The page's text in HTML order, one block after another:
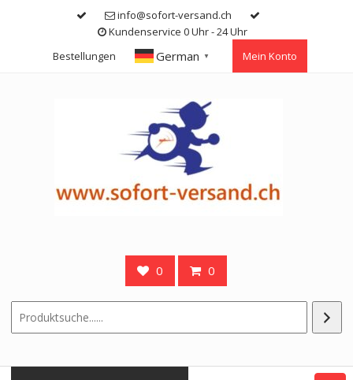
info@sofort-versand.ch
Kundenservice 0 Uhr - 24 Uhr
Bestellungen
German ▼ Mein Konto
0 0